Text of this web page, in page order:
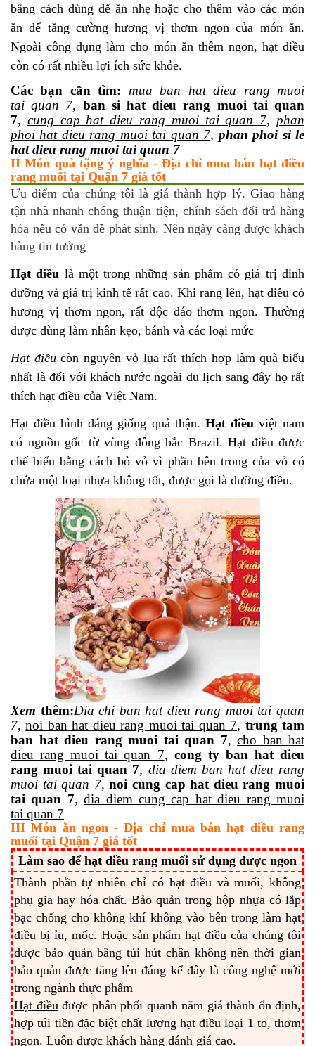
bằng cách dùng để ăn nhẹ hoặc cho thêm vào các món
ăn để tăng cường hương vị thơm ngon của món ăn.
Ngoài công dụng làm cho món ăn thêm ngon, hạt điều
còn có rất nhiều lợi ích sức khỏe.
Các bạn cần tìm: mua ban hat dieu rang muoi
tai quan 7, ban si hat dieu rang muoi tai quan
7, cung cap hat dieu rang muoi tai quan 7, phan
phoi hat dieu rang muoi tai quan 7, phan phoi si le
hat dieu rang muoi tai quan 7
II Món quà tặng ý nghĩa - Địa chỉ mua bán hạt điều
rang muối tại Quận 7 giá tốt
Ưu điểm của chúng tôi là giá thành hợp lý. Giao hàng
tận nhà nhanh chóng thuận tiện, chính sách đổi trả hàng
hóa nếu có vẫn đề phát sinh. Nên ngày càng được khách
hàng tin tưởng
Hạt điều là một trong những sản phẩm có giá trị dinh
dưỡng và giá trị kinh tế rất cao. Khi rang lên, hạt điều có
hương vị thơm ngon, rất độc đáo thơm ngon. Thường
được dùng làm nhân kẹo, bánh và các loại mức
Hạt điềucòn nguyên vỏ lụa rất thích hợp làm quà biếu
nhất là đối với khách nước ngoài du lịch sang đây họ rất
thích hạt điều của Việt Nam.
Hạt điều hình dáng giống quả thận. Hạt điều việt nam
có nguồn gốc từ vùng đông bắc Brazil. Hạt điều được
chế biến bằng cách bỏ vỏ vì phần bên trong của vỏ có
chứa một loại nhựa không tốt, được gọi là dưỡng điều.
Xem thêm:Dia chi ban hat dieu rang muoi tai quan
7,noi ban hat dieu rang muoi tai quan 7, trung tam
ban hat dieu rang muoi tai quan 7, cho ban hat
dieu rang muoi tai quan 7, cong ty ban hat dieu
rang muoi tai quan 7, dia diem ban hat dieu rang
muoi tai quan 7, noi cung cap hat dieu rang muoi
tai quan 7,dia diem cung cap hat dieu rang muoi
tai quan 7
III Món ăn ngon - Địa chỉ mua bán hạt điều rang
muối tại Quận 7 giá tốt
Làm sao để hạt điều rang muối sử dụng được ngon
Thành phần tự nhiên chỉ có hạt điều và muối, không
phụ gia hay hóa chất. Bảo quản trong hộp nhựa có lắp
bạc chống cho không khí không vào bên trong làm hạt
điều bị ỉu, mốc. Hoặc sản phẩm hạt điều của chúng tôi
được bảo quản bằng túi hút chân không nên thời gian
bảo quản được tăng lên đáng kể đây là công nghệ mới
trong ngành thực phẩm
Hạt điềuđược phân phối quanh năm giá thành ổn định,
hợp túi tiền đặc biệt chất lượng hạt điều loại 1 to, thơm
ngon. Luôn được khách hàng đánh giá cao.